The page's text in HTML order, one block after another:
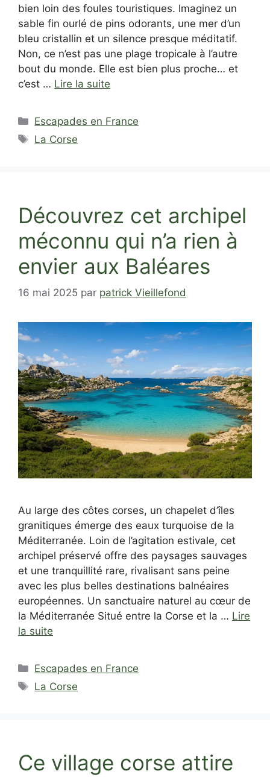
bien loin des foules touristiques. Imaginez un
sable fin ourlé de pins odorants, une mer d’un
bleu cristallin et un silence presque méditatif.
Non, ce n’est pas une plage tropicale à l’autre
bout du monde. Elle est bien plus proche… et
c’est … Lire la suite
Catégories
Escapades en France
Étiquettes
La Corse
Découvrez cet archipel
méconnu qui n’a rien à
envier aux Baléares
16 mai 2025 par patrick Vieillefond
Au large des côtes corses, un chapelet d’îles
granitiques émerge des eaux turquoise de la
Méditerranée. Loin de l’agitation estivale, cet
archipel préservé offre des paysages sauvages
et une tranquillité rare, rivalisant sans peine
avec les plus belles destinations balnéaires
européennes. Un sanctuaire naturel au cœur de
la Méditerranée Situé entre la Corse et la … Lire
la suite
Catégories
Escapades en France
Étiquettes
La Corse
Ce village corse attire